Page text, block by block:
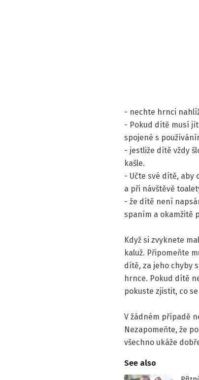
- nechte hrnci
- Pokud dítě musí
spojené s
- jestliže dítě vždy
kašle.
- Učte své dítě, aby
a při návštěvě
- že dítě není
spaním a okamžitě
Když si zvyknete
kaluž. Připomeňte
dítě, za jeho chyby
hrnce. Pokud dítě
pokuste zjistit, co
V žádném případě
Nezapomeňte, že
všechno ukáže
See also